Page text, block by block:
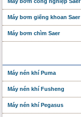
Máy bơm giếng khoan Saer
Máy bơm chìm Saer
Máy nén khí Puma
Máy nén khí Fusheng
Máy nén khí Pegasus